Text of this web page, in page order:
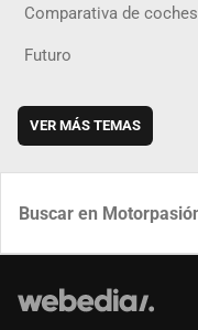
Comparativa de coches
Futuro
VER MÁS TEMAS